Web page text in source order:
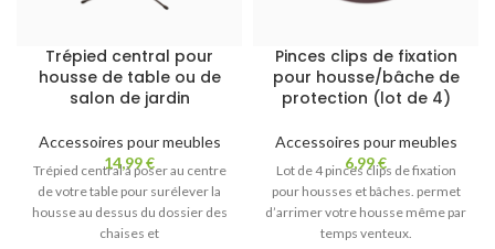
Trépied central pour
housse de table ou de
salon de jardin
Accessoires pour meubles
14,99€
Trépied central à poser au centre
de votre table pour surélever la
housse au dessus du dossier des
chaises et
Pinces clips de fixation
pour housse/bâche de
protection (lot de 4)
Accessoires pour meubles
6,99€
Lot de 4 pinces clips de fixation
pour housses et bâches. permet
d’arrimer votre housse même par
temps venteux.